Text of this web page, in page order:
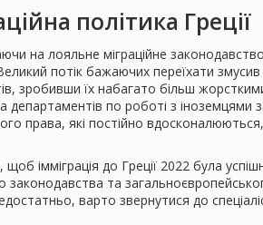
політика Греції
на лояльне міграційне
потік бажаючих переїхати
зробивши їх набагато більш
департаментів по роботі з
права, які постійно
імміграція до Греції 2022 була
законодавства та
варто звернутися до